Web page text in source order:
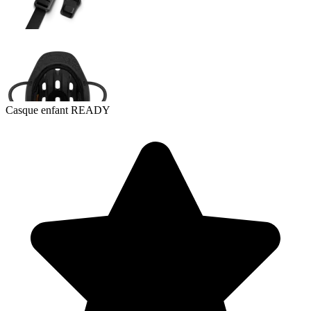
Casque enfant READY